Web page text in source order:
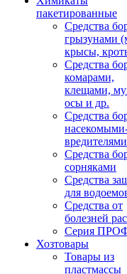
пакетированные
Средства
грызунами
крысы,
Средства
комарами,
клещами,
осы и др.
Средства
вредителями
Средства
сорняками
Средства
для
Средства от
болезней
Серия
Хозтовары
Товары из
пластмассы